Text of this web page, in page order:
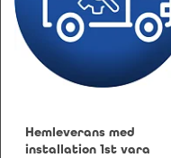
Hemleverans med
installation 1st vara